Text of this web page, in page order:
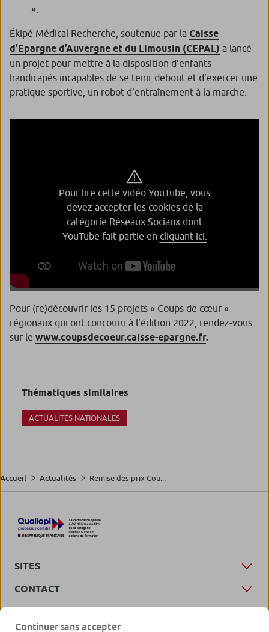
».
Ékipé Médical Recherche, soutenue par la Caisse
d’Epargne d’Auvergne et du Limousin (CEPAL) a lancé
un projet pour mettre à la disposition d’enfants
handicapés incapables de se tenir debout et d’exercer une
pratique sportive, un robot d’entraînement à la marche.
Pour lire cette vidéo YouTube, vous
devez accepter les cookies de la
catégorie Réseaux Sociaux dont
YouTube fait partie en cliquant ici.
Pour (re)découvrir les 15 projets « Coups de cœur »
régionaux qui ont concouru à l’édition 2022, rendez-vous
sur le www.coupsdecoeur.caisse-epargne.fr.
Thématiques similaires
ACTUALITÉS NATIONALES
Accueil Actualités Remise des prix Cou...
SITES
CONTACT
Continuer sans accepter